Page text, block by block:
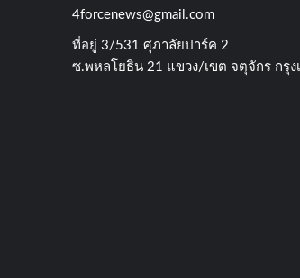
4forcenews@gmail.com
ที่อยู่​ 3/531​ ศุภาลัยปาร์ค​ 2
ซ.พหลโยธิน​ 21​ แขวง/เขต​ จตุจักร​ กรุง